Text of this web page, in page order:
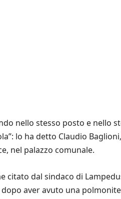
nello stesso posto e nello
lo ha detto Claudio
nel palazzo comunale.
citato dal sindaco di
aver avuto una